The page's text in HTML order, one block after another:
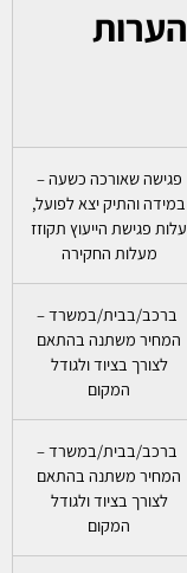
הערות
פגישה שאורכה כשעה –
במידה והתיק יצא לפועל,
עלות פגישת הייעוץ תקוזז
מעלות החקירה
ברכב/בבית/במשרד –
המחיר משתנה בהתאם
לצורך בציוד ולגודל
המקום
ברכב/בבית/במשרד –
המחיר משתנה בהתאם
לצורך בציוד ולגודל
המקום